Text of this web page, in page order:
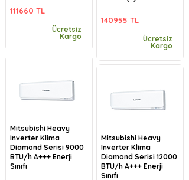
111660 TL
Ücretsiz
Kargo
Mitsubishi Heavy
Inverter Klima
Diamond Serisi 9000
BTU/h A+++ Enerji
Sınıfı
140955 TL
Ücretsiz
Kargo
Mitsubishi Heavy
Inverter Klima
Diamond Serisi 12000
BTU/h A+++ Enerji
Sınıfı